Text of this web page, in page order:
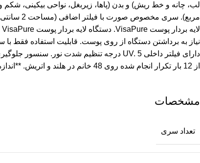
از 12 بار تکرار انجام شده روی 48 خانم در هلند و اتریش. **اندازه گیری شده روی پا، 67 درصد از 45 نفر خانم حداقل 85 درصد کاهش را مشاهده کردند.
مشخصات
تعداد سری